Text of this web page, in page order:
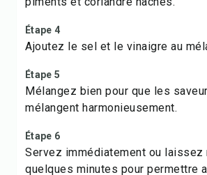
Étape 4
Ajoutez le sel et le vinaigre au
Étape 5
Mélangez bien pour que les
mélangent harmonieusement.
Étape 6
Servez immédiatement ou laissez
quelques minutes pour permettre